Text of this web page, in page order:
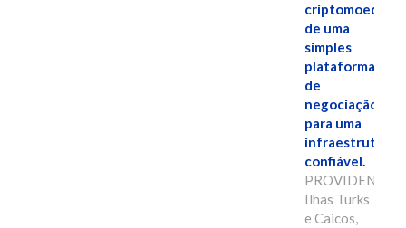
criptomoedas
de uma
simples
plataforma
de
negociação
para uma
infraestrutura
confiável.
Ilhas Turks
e Caicos,